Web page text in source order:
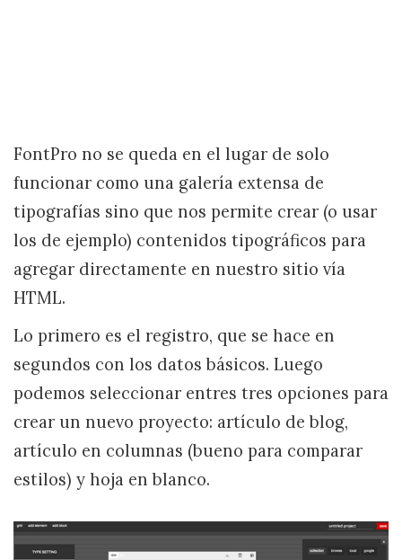
FontPro no se queda en el lugar de solo
funcionar como una galería extensa de
tipografías sino que nos permite crear (o usar
los de ejemplo) contenidos tipográficos para
agregar directamente en nuestro sitio vía
HTML.
Lo primero es el registro, que se hace en
segundos con los datos básicos. Luego
podemos seleccionar entres tres opciones para
crear un nuevo proyecto: artículo de blog,
artículo en columnas (bueno para comparar
estilos) y hoja en blanco.